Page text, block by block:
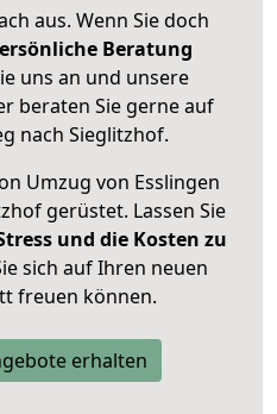
aus. Wenn Sie doch
Beratung
uns an und unsere
beraten Sie gerne auf
nach Sieglitzhof.
Umzug von Esslingen
gerüstet. Lassen Sie
und die Kosten zu
sich auf Ihren neuen
freuen können.
erhalten